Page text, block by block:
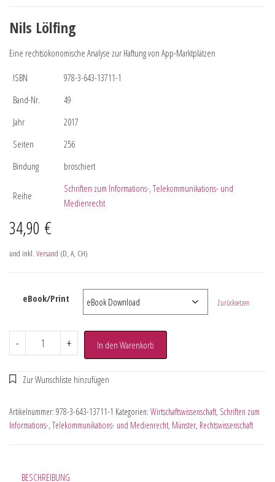
Nils Lölfing
Eine rechtsökonomische Analyse zur Haftung von App-Marktplätzen
ISBN
978-3-643-13711-1
Band-Nr.
49
Jahr
2017
Seiten
256
Bindung
broschiert
Reihe
Schriften zum Informations-, Telekommunikations- und
Medienrecht
34,90 €
und inkl. Versand (D, A, CH)
eBook/Print Zurücksetzen
- + In den Warenkorb
Artikelnummer: 978-3-643-13711-1 Kategorien: Wirtschaftswissenschaft, Schriften zum
Informations-, Telekommunikations- und Medienrecht, Münster, Rechtswissenschaft
BESCHREIBUNG